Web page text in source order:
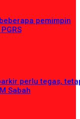
pemimpin
perlu tegas,
Sabah